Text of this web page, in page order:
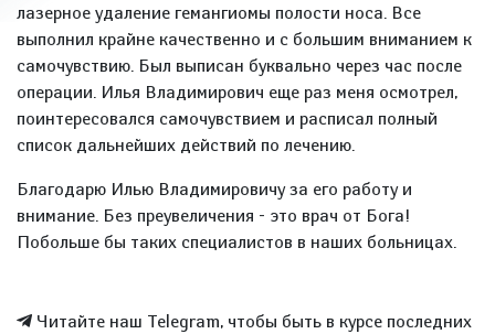
лазерное удаление гемангиомы полости носа. Все
выполнил крайне качественно и с большим вниманием к
самочувствию. Был выписан буквально через час после
операции. Илья Владимирович еще раз меня осмотрел,
поинтересовался самочувствием и расписал полный
список дальнейших действий по лечению.
Благодарю Илью Владимировичу за его работу и
внимание. Без преувеличения - это врач от Бога!
Побольше бы таких специалистов в наших больницах.
Читайте наш Telegram, чтобы быть в курсе последних